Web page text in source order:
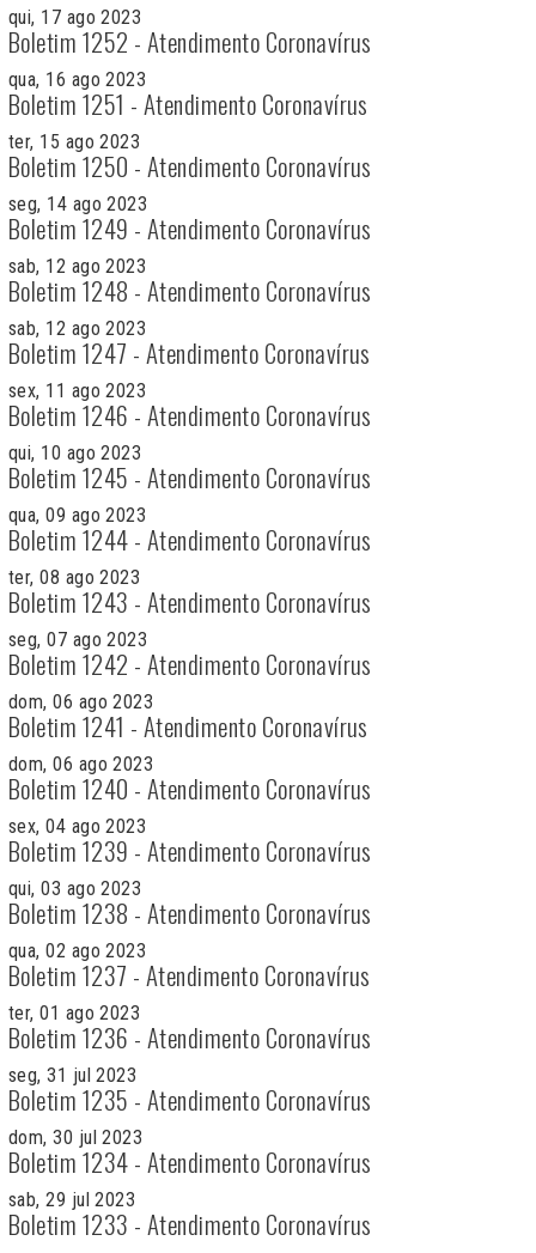
qui, 17 ago 2023
Boletim 1252 - Atendimento Coronavírus
qua, 16 ago 2023
Boletim 1251 - Atendimento Coronavírus
ter, 15 ago 2023
Boletim 1250 - Atendimento Coronavírus
seg, 14 ago 2023
Boletim 1249 - Atendimento Coronavírus
sab, 12 ago 2023
Boletim 1248 - Atendimento Coronavírus
sab, 12 ago 2023
Boletim 1247 - Atendimento Coronavírus
sex, 11 ago 2023
Boletim 1246 - Atendimento Coronavírus
qui, 10 ago 2023
Boletim 1245 - Atendimento Coronavírus
qua, 09 ago 2023
Boletim 1244 - Atendimento Coronavírus
ter, 08 ago 2023
Boletim 1243 - Atendimento Coronavírus
seg, 07 ago 2023
Boletim 1242 - Atendimento Coronavírus
dom, 06 ago 2023
Boletim 1241 - Atendimento Coronavírus
dom, 06 ago 2023
Boletim 1240 - Atendimento Coronavírus
sex, 04 ago 2023
Boletim 1239 - Atendimento Coronavírus
qui, 03 ago 2023
Boletim 1238 - Atendimento Coronavírus
qua, 02 ago 2023
Boletim 1237 - Atendimento Coronavírus
ter, 01 ago 2023
Boletim 1236 - Atendimento Coronavírus
seg, 31 jul 2023
Boletim 1235 - Atendimento Coronavírus
dom, 30 jul 2023
Boletim 1234 - Atendimento Coronavírus
sab, 29 jul 2023
Boletim 1233 - Atendimento Coronavírus